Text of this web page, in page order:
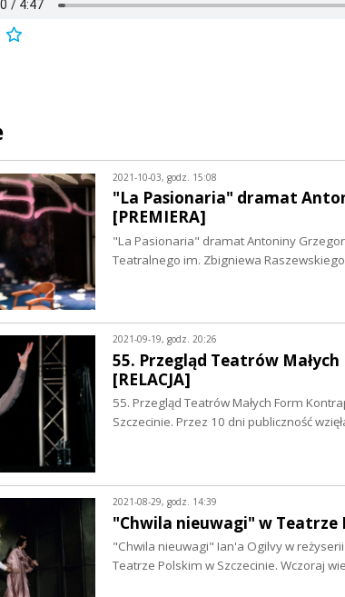
2021-10-03, godz. 15:08
"La Pasionaria" dramat
[PREMIERA]
"La Pasionaria" dramat Antoniny
Teatralnego im. Zbigniewa
2021-09-19, godz. 20:26
55. Przegląd Teatrów
[RELACJA]
55. Przegląd Teatrów Małych Form
Szczecinie. Przez 10 dni publiczność
2021-08-29, godz. 14:39
"Chwila nieuwagi" w Teatrze
"Chwila nieuwagi" Ian'a Ogilvy w
Teatrze Polskim w Szczecinie. Wczoraj